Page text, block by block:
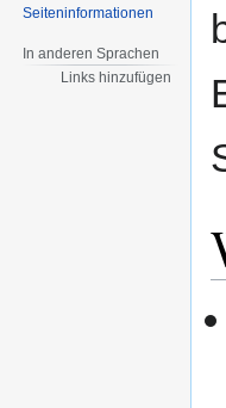
Seiten­informationen
In anderen Sprachen
Links hinzufügen